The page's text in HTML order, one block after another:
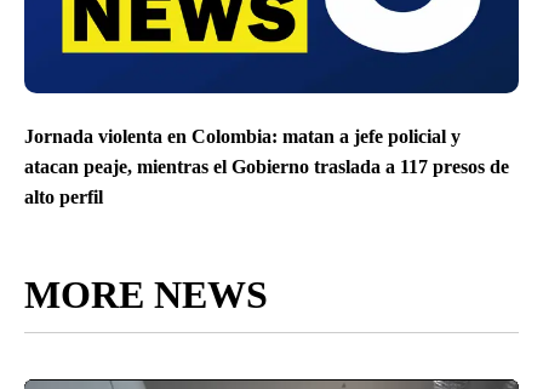
Jornada violenta en Colombia: matan a jefe policial y
atacan peaje, mientras el Gobierno traslada a 117 presos de
alto perfil
MORE NEWS